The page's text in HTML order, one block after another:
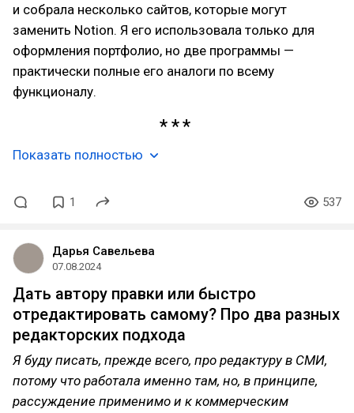
и собрала несколько сайтов, которые могут
заменить Notion. Я его использовала только для
оформления портфолио, но две программы —
практически полные его аналоги по всему
функционалу.
Показать полностью
1 537
Дарья Савельева
07.08.2024
Дать автору правки или быстро
отредактировать самому? Про два разных
редакторских подхода
Я буду писать, прежде всего, про редактуру в СМИ,
потому что работала именно там, но, в принципе,
рассуждение применимо и к коммерческим